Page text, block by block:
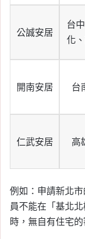
公誠安居
台
化
開南安居 台
仁武安居 高
例如：申請新北
員不能在「基北
時，無自有住宅